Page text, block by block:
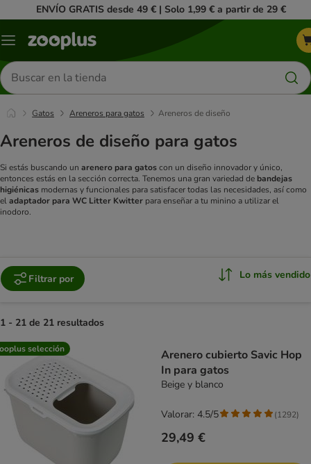
ENVÍO GRATIS desde 49 € | Solo 1,99 € a partir de 29 €
Menú
Buscar
productos
Gatos Areneros para gatos Areneros de diseño
Areneros de diseño para gatos
Si estás buscando un arenero para gatoscon un diseño innovador y único,
entonces estás en la sección correcta. Tenemos una gran variedad de bandejas
higiénicas modernas y funcionales para satisfacer todas las necesidades, así como
eladaptador para WC Litter Kwitter para enseñar a tu minino a utilizar el
inodoro.
Filtrar por Lo más vendido
1 - 21 de 21 resultados
product items have been changed
selección
Arenero cubierto Savic Hop
In para gatos
Beige y blanco
29,49 €
Valorar: 4.5/5 (1292)